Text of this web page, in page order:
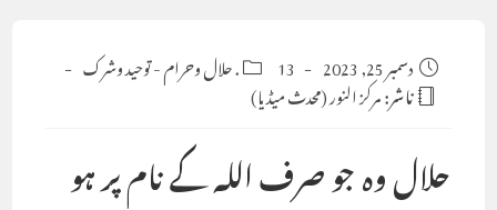
Post
published:
دسمبر 25, 2023 Post
category:
13. حلال وحرام -توحید وشرک
ناشر:مرکز النور (محدث میڈیا)
حلال وہ جو صرف اللہ کے نام پر ہو